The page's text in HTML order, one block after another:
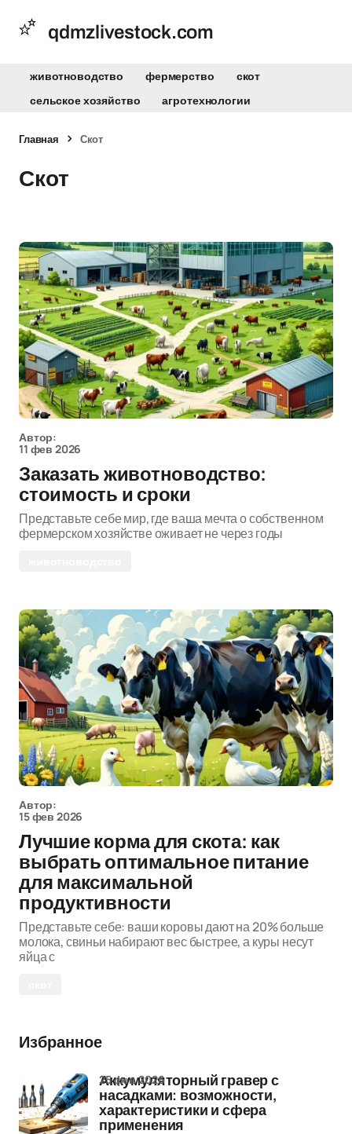
qdmzlivestock.com
животноводство фермерство
скот
сельское хозяйство
агротехнологии
Главная Скот
Скот
Автор:
11 фев 2026
Заказать животноводство:
стоимость и сроки
Представьте себе мир, где ваша мечта о собственном
фермерском хозяйстве оживает не через годы
Автор:
15 фев 2026
Лучшие корма для скота: как
выбрать оптимальное питание
для максимальной
продуктивности
Представьте себе: ваши коровы дают на 20% больше
молока, свиньи набирают вес быстрее, а куры несут
яйца с
Избранное
Аккумуляторный гравер с
насадками: возможности,
характеристики и сфера
применения
25 фев 2026